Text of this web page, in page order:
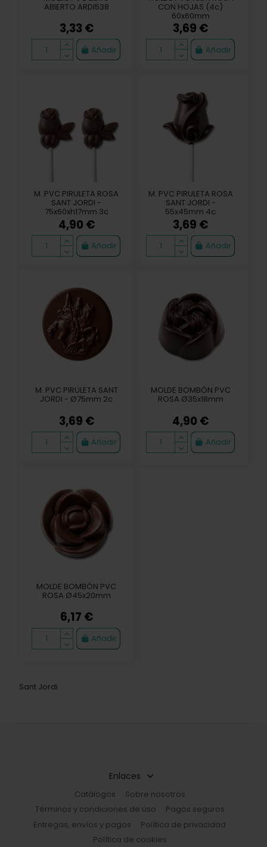
ABIERTO ARDI538
3,33 €
Añadir
CON HOJAS (4c)
60x60mm
3,69 €
Añadir
M. PVC PIRULETA ROSA
SANT JORDI -
75x60xh17mm 3c
4,90 €
Añadir
M. PVC PIRULETA ROSA
SANT JORDI -
55x45mm 4c
3,69 €
Añadir
M. PVC PIRULETA SANT
JORDI - Ø75mm 2c
3,69 €
Añadir
MOLDE BOMBÓN PVC
ROSA Ø35x18mm
4,90 €
Añadir
MOLDE BOMBÓN PVC
ROSA Ø45x20mm
6,17 €
Añadir
Sant Jordi
Enlaces
Catálogos
Sobre nosotros
Términos y condiciones de uso
Pagos seguros
Entregas, envíos y pagos
Política de privacidad
Política de cookies